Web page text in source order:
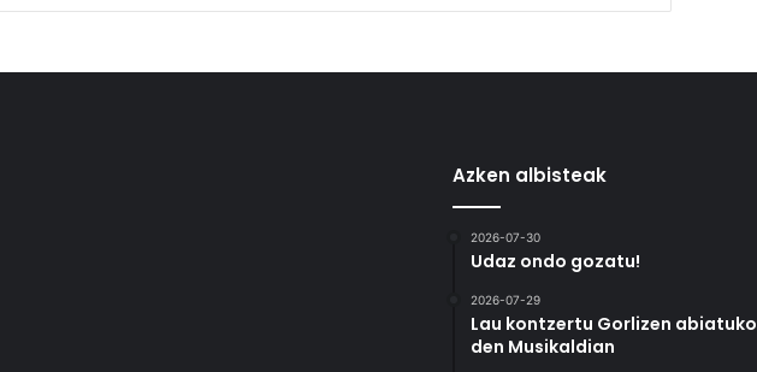
Azken albisteak
2026-07-30
Udaz ondo gozatu!
2026-07-29
Lau kontzertu Gorlizen abiatuko
den Musikaldian